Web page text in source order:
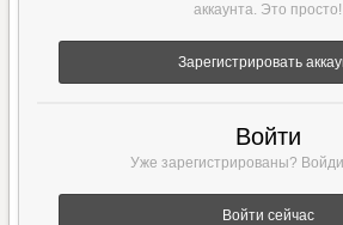
аккаунта. Это просто!
Зарегистрировать
Войти
Уже зарегистрированы?
Войти сейчас